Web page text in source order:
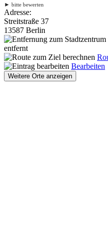
► bitte bewerten
Adresse:
Streitstraße 37
13587 Berlin
entfernt
Bearbeiten
Weitere Orte anzeigen